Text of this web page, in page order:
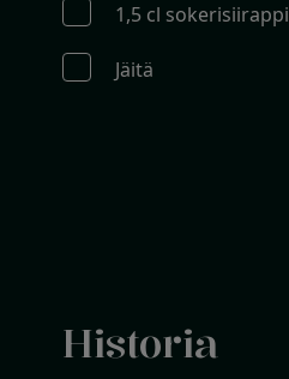
1,5 cl sokerisiirappi
Jäitä
Historia